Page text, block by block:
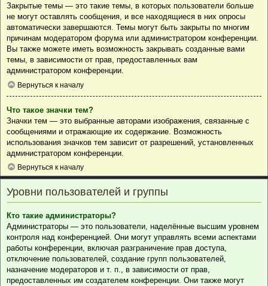
Закрытые темы — это такие темы, в которых пользователи больше
не могут оставлять сообщения, и все находящиеся в них опросы
автоматически завершаются. Темы могут быть закрыты по многим
причинам модератором форума или администратором конференции.
Вы также можете иметь возможность закрывать созданные вами
темы, в зависимости от прав, предоставленных вам
администратором конференции.
Вернуться к началу
Что такое значки тем?
Значки тем — это выбранные авторами изображения, связанные с
сообщениями и отражающие их содержание. Возможность
использования значков тем зависит от разрешений, установленных
администратором конференции.
Вернуться к началу
Уровни пользователей и группы
Кто такие администраторы?
Администраторы — это пользователи, наделённые высшим уровнем
контроля над конференцией. Они могут управлять всеми аспектами
работы конференции, включая разграничение прав доступа,
отключение пользователей, создание групп пользователей,
назначение модераторов и т. п., в зависимости от прав,
предоставленных им создателем конференции. Они также могут